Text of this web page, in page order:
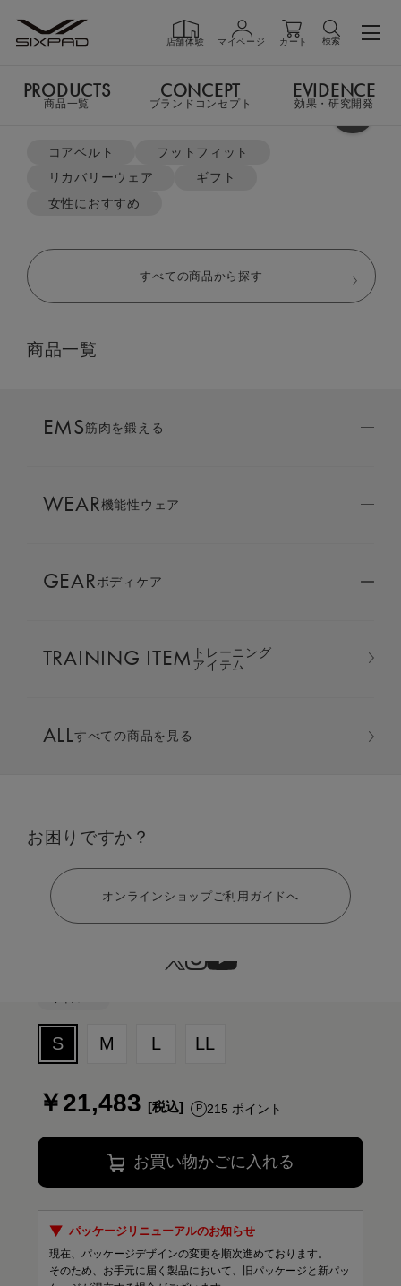
店舗体験 マイページ カート 検索
PRODUCTS商品一覧
GIFT ギフト
LIVE SHOPPING
AMBASSADOR
SIXPAD APP
COLUMN
LARGE ORDER ⼤⼝注⽂窓⼝
MULTI EMS
よく検索されているキーワード
コアベルト
フットフィット
リカバリーウェア
ギフト
女性におすすめ
すべての商品から探す
商品一覧
EMS筋肉を鍛える
WEAR機能性ウェア
GEARボディケア
TRAINING ITEM トレーニング
アイテム
ALLすべての商品を見る
お困りですか？
オンラインショップご利用ガイドへ
PRODUCTS
商品一覧
CONCEPT
ブランドコンセプト
EVIDENCE
効果・研究開発
ツ 上下セット
S M L LL
￥21,483 215 ポイント
お買い物かごに入れる
パッケージリニューアルのお知らせ
現在、パッケージデザインの変更を順次進めております。
そのため、お手元に届く製品において、旧パッケージと新パッ